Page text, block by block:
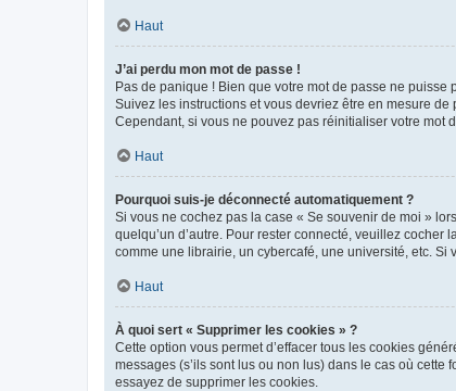
Haut
J’ai perdu mon mot de passe !
Pas de panique ! Bien que votre mot de passe ne puisse
Suivez les instructions et vous devriez être en mesure
Cependant, si vous ne pouvez pas réinitialiser votre mot
Haut
Pourquoi suis-je déconnecté automatiquement ?
Si vous ne cochez pas la case « Se souvenir de moi »
quelqu’un d’autre. Pour rester connecté, veuillez
comme une librairie, un cybercafé, une université, etc. Si
Haut
À quoi sert « Supprimer les cookies » ?
Cette option vous permet d’effacer tous les cookies
messages (s’ils sont lus ou non lus) dans le cas où
essayez de supprimer les cookies.